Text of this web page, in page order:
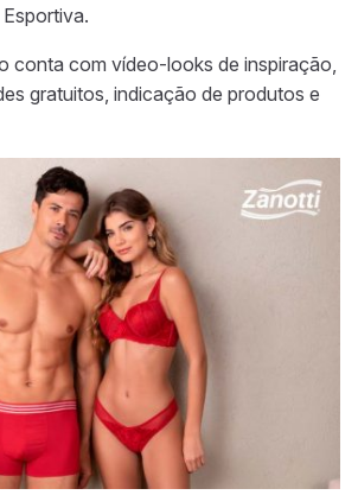
conta com vídeo-looks de inspiração,
gratuitos, indicação de produtos e